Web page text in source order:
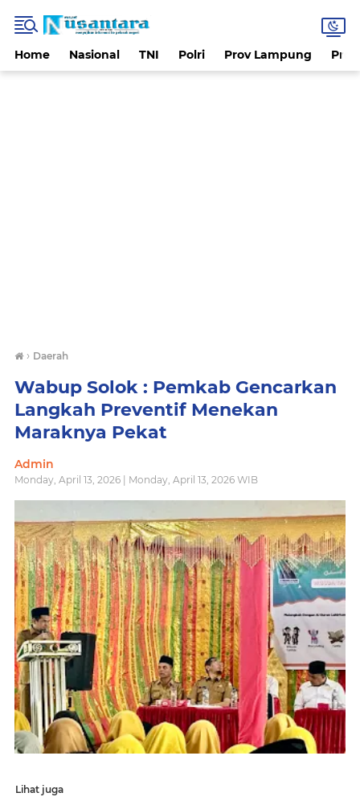
Home Nasional TNI Polri Prov Lampung
› Daerah
Wabup Solok : Pemkab Gencarkan
Langkah Preventif Menekan
Maraknya Pekat
Admin
Monday, April 13, 2026 | Monday, April 13, 2026 WIB
Lihat juga